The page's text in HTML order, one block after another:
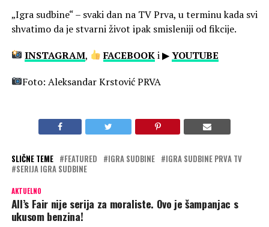
„Igra sudbine“ – svaki dan na TV Prva, u terminu kada svi
shvatimo da je stvarni život ipak smisleniji od fikcije.
INSTAGRAM, FACEBOOKi ▶YOUTUBE
Foto: Aleksandar Krstović PRVA
SLIČNE TEME FEATURED IGRA SUDBINE
IGRA SUDBINE PRVA TV
SERIJA IGRA SUDBINE
AKTUELNO
All’s Fair nije serija za moraliste. Ovo je šampanjac s
ukusom benzina!